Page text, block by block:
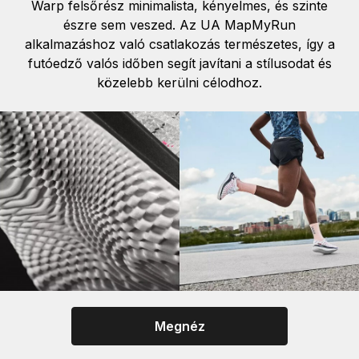
Warp felsőrész minimalista, kényelmes, és szinte
észre sem veszed. Az UA MapMyRun
alkalmazáshoz való csatlakozás természetes, így a
futóedző valós időben segít javítani a stílusodat és
közelebb kerülni célodhoz.
Megnéz